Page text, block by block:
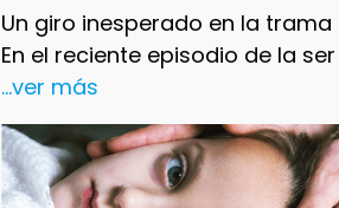
Un giro inesperado en la trama
En el reciente episodio de la ser
...ver más